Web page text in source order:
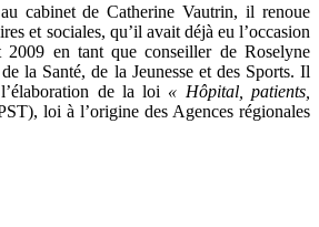
cabinet de Catherine Vautrin, il renoue
et sociales, qu’il avait déjà eu l’occasion
en tant que conseiller de Roselyne
la Santé, de la Jeunesse et des Sports. Il
de la loi « Hôpital, patients,
loi à l’origine des Agences régionales